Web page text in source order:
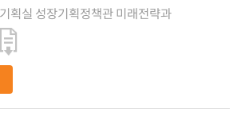
획실 성장기획정책관 미래전략과